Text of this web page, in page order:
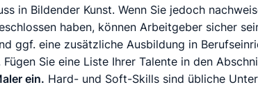
in Bildender Kunst. Wenn Sie jedoch
haben, können Arbeitgeber sicher
ggf. eine zusätzliche Ausbildung in
Sie eine Liste Ihrer Talente in den
ein. Hard- und Soft-Skills sind übliche